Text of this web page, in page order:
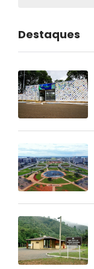
Destaques